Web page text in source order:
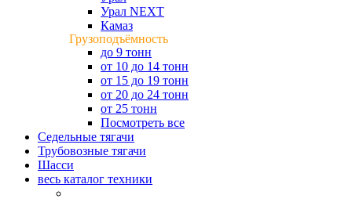
Урал NEXT
Камаз
Грузоподъёмность
до 9 тонн
от 10 до 14 тонн
от 15 до 19 тонн
от 20 до 24 тонн
от 25 тонн
Посмотреть все
Седельные тягачи
Трубовозные тягачи
Шасси
весь каталог техники